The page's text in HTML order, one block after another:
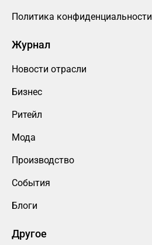
Политика конфиденциальности
Журнал
Новости отрасли
Бизнес
Ритейл
Мода
Производство
События
Блоги
Другое